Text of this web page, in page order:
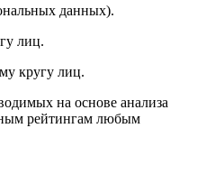
данных).
лиц.
кругу лиц.
на основе анализа
рейтингам любым